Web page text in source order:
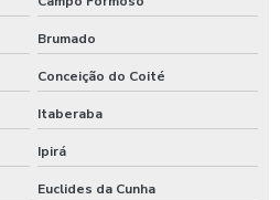
Brumado
Conceição do Coité
Itaberaba
Ipirá
Euclides da Cunha